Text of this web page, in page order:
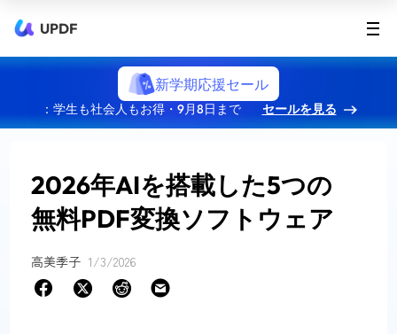
UPDF
新学期応援セール
：学生も社会人もお得・9月8日まで セールを見る
2026年AIを搭載した5つの
無料PDF変換ソフトウェア
高美季子 1/3/2026